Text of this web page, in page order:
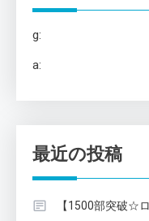
g:
a:
最近の投稿
【1500部突破☆